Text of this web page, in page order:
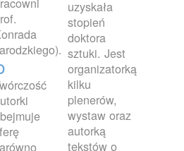
uzyskała
stopień
doktora
sztuki. Jest
organizatorką
kilku
plenerów,
wystaw oraz
autorką
tekstów o